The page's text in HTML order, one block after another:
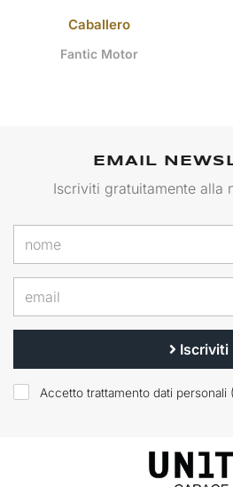
Caballero
Fantic Motor
EMAIL
Iscriviti gratuitamente alla
Iscriviti
Accetto trattamento dati personali (